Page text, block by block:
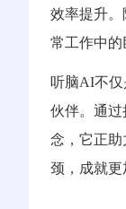
效率提升。
常工作中的
听脑AI不
伙伴。通
念，它正
颈，成就更